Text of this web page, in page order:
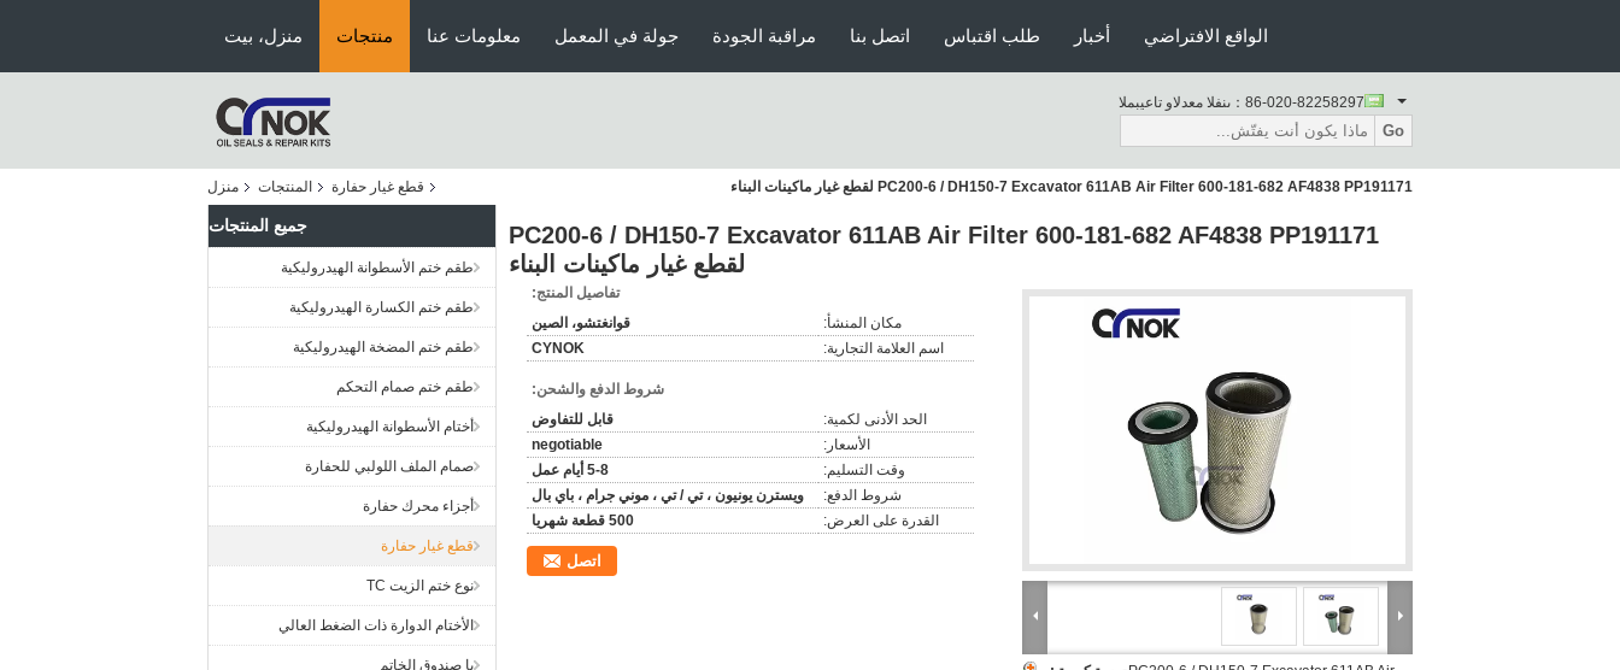
منزل، بيت منتجات معلومات عنا جولة في المعمل مراقبة الجودة اتصل بنا طلب اقتباس أخبار الواقع الافتراضي
المبيعات والدعم الفنى： 86-020-82258297
Go
منزل المنتجات قطع غيار حفارة PC200-6 / DH150-7 Excavator 611AB Air Filter 600-181-682 AF4838 PP191171 لقطع غيار ماكينات البناء
جميع المنتجات
طقم ختم الأسطوانة الهيدروليكية
طقم ختم الكسارة الهيدروليكية
طقم ختم المضخة الهيدروليكية
طقم ختم صمام التحكم
أختام الأسطوانة الهيدروليكية
صمام الملف اللولبي للحفارة
أجزاء محرك حفارة
قطع غيار حفارة
نوع ختم الزيت TC
الأختام الدوارة ذات الضغط العالي
يا صندوق الخاتم
PC200-6 / DH150-7 Excavator 611AB Air Filter 600-181-682 AF4838 PP191171
لقطع غيار ماكينات البناء
تفاصيل المنتج:
مكان المنشأ:
قوانغتشو، الصين
اسم العلامة التجارية:
CYNOK
شروط الدفع والشحن:
الحد الأدنى لكمية:
قابل للتفاوض
الأسعار:
negotiable
وقت التسليم:
5-8 أيام عمل
شروط الدفع:
ويسترن يونيون ، تي / تي ، موني جرام ، باي بال
القدرة على العرض:
500 قطعة شهريا
اتصل